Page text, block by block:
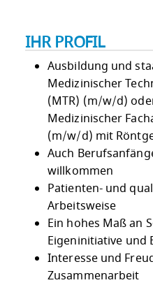
IHR PROFIL
Ausbildung und
Medizinischer
(MTR) (m/w/d)
Medizinischer
(m/w/d) mit
Auch
willkommen
Patienten- und
Arbeitsweise
Ein hohes Maß an
Eigeninitiative und
Interesse und
Zusammenarbeit